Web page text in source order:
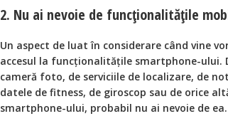
2. Nu ai nevoie de funcționalitățile
Un aspect de luat în considerare când vine
accesul la funcționalitățile smartphone-ului.
cameră foto, de serviciile de localizare, de
datele de fitness, de giroscop sau de orice
smartphone-ului, probabil nu ai nevoie de ea.